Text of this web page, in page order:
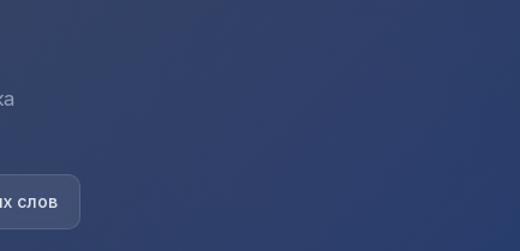
слов